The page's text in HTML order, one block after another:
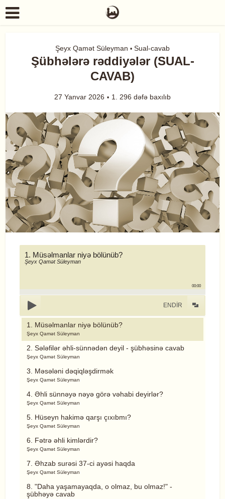
Şeyx Qamət Süleyman • Sual-cavab
Şübhələrə rəddiyələr (SUAL-
CAVAB)
27 Yanvar 2026 1. 296 dəfə baxılıb
1. Müsəlmanlar niyə bölünüb?
Şeyx Qamət Süleyman
00:00
ENDİR
1. Müsəlmanlar niyə bölünüb?
Şeyx Qamət Süleyman
2. Sələfilər əhli-sünnədən deyil - şübhəsinə cavab
Şeyx Qamət Süleyman
3. Məsələni dəqiqləşdirmək
Şeyx Qamət Süleyman
4. Əhli sünnəyə nəyə görə vəhabi deyirlər?
Şeyx Qamət Süleyman
5. Hüseyn hakimə qarşı çıxıbmı?
Şeyx Qamət Süleyman
6. Fətrə əhli kimlərdir?
Şeyx Qamət Süleyman
7. Əhzab surəsi 37-ci ayəsi haqda
Şeyx Qamət Süleyman
8. "Daha yaşamayaqda, o olmaz, bu olmaz!" -
şübhəyə cavab